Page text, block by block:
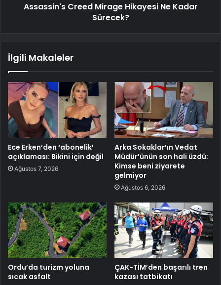
Assassin's Creed Mirage Hikayesi Ne Kadar
Sürecek?
İlgili Makaleler
Ece Erken’den ‘abonelik’
açıklaması: Bikini için değil
Ağustos 7, 2026
Arka Sokaklar’ın Vedat
Müdür’ünün son hali üzdü:
Kimse beni ziyarete
gelmiyor
Ağustos 6, 2026
Ordu’da turizm yoluna
sıcak asfalt
ÇAK-TİM’den başarılı tren
kazası tatbikatı